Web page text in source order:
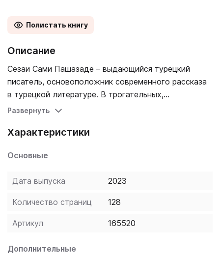
Полистать книгу
Описание
Сезаи Сами Пашазаде – выдающийся турецкий
писатель, основоположник современного рассказа
в турецкой литературе. В трогательных,
пронизанных тонкой печалью рассказах он бережно
внимание на его горести и радости, заботы и
судьбы, влюбляются, ищут свое счастье – в каждом
внешних, иногда крайне незначительных
обстоятельств на внутренний мир человека.
Произведения упрощены и сокращены,
сопровождаются комментариями и упражнениями на
небольшой турецко-русский словарь. Книга
Развернуть
Характеристики
Основные
Дата выпуска 2023
Количество страниц 128
Артикул 165520
Дополнительные